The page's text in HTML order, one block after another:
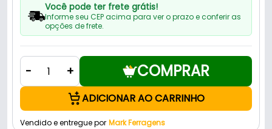
Você pode ter frete grátis!
Informe seu CEP acima para ver o prazo e conferir as
opções de frete.
- + COMPRAR
ADICIONAR AO CARRINHO
Vendido e entregue por Mark Ferragens